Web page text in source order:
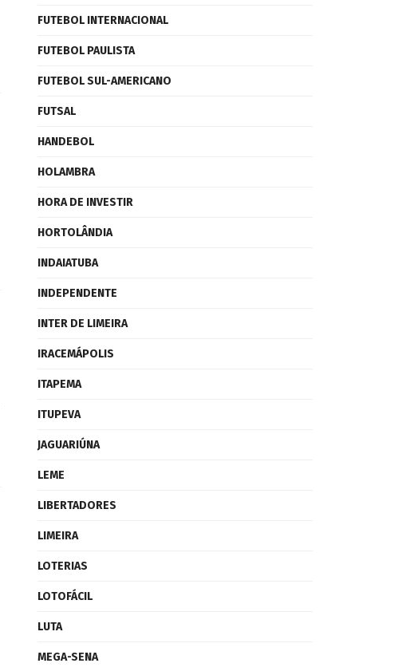
FUTEBOL INTERNACIONAL
FUTEBOL PAULISTA
FUTEBOL SUL-AMERICANO
FUTSAL
HANDEBOL
HOLAMBRA
HORA DE INVESTIR
HORTOLÂNDIA
INDAIATUBA
INDEPENDENTE
INTER DE LIMEIRA
IRACEMÁPOLIS
ITAPEMA
ITUPEVA
JAGUARIÚNA
LEME
LIBERTADORES
LIMEIRA
LOTERIAS
LOTOFÁCIL
LUTA
MEGA-SENA